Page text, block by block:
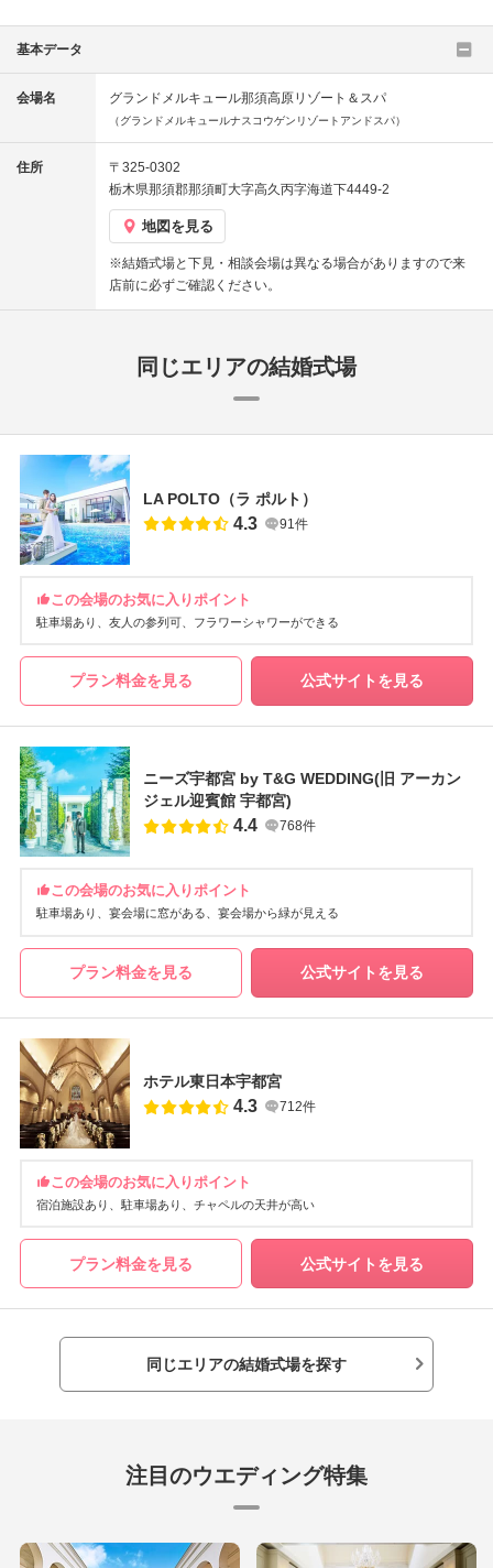
基本データ
会場名 グランドメルキュール那須高原リゾート＆スパ
（グランドメルキュールナスコウゲンリゾートアンドスパ）
住所
〒325-0302
栃木県那須郡那須町大字高久丙字海道下4449-2
地図を見る
※結婚式場と下見・相談会場は異なる場合がありますので来
店前に必ずご確認ください。
同じエリアの結婚式場
LA POLTO（ラ ポルト）
4.3 91件
この会場のお気に入りポイント
駐車場あり 友人の参列可 フラワーシャワーができる
プラン料金を見る 公式サイトを見る
ニーズ宇都宮 by T&G WEDDING(旧 アーカン
ジェル迎賓館 宇都宮)
4.4 768件
この会場のお気に入りポイント
駐車場あり 宴会場に窓がある 宴会場から緑が見える
プラン料金を見る 公式サイトを見る
ホテル東日本宇都宮
4.3 712件
この会場のお気に入りポイント
宿泊施設あり 駐車場あり チャペルの天井が高い
プラン料金を見る 公式サイトを見る
同じエリアの結婚式場を探す
注目のウエディング特集